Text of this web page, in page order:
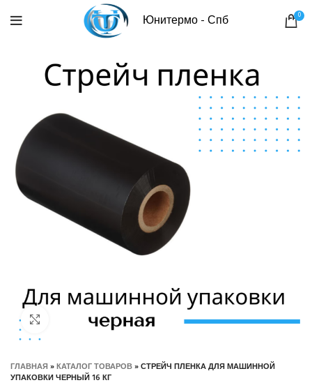
Юнитермо - Спб 0
Нажмите, чтобы увеличить
ГЛАВНАЯ»КАТАЛОГ ТОВАРОВ»СТРЕЙЧ ПЛЕНКА ДЛЯ МАШИННОЙ
УПАКОВКИ ЧЕРНЫЙ 16 КГ